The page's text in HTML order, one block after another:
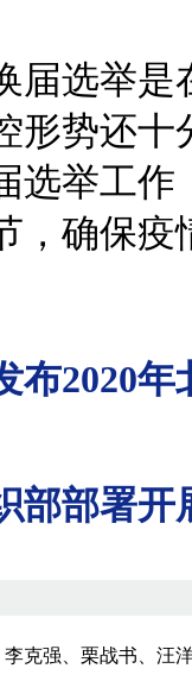
选举是
形势还
选举工
，确保
2020年
部署开
克强、栗战书、汪